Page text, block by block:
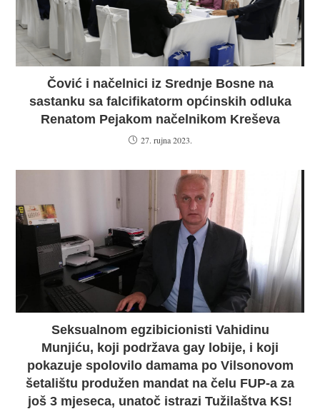
Čović i načelnici iz Srednje Bosne na
sastanku sa falcifikatorm općinskih odluka
Renatom Pejakom načelnikom Kreševa
27. rujna 2023.
Seksualnom egzibicionisti Vahidinu
Munjiću, koji podržava gay lobije, i koji
pokazuje spolovilo damama po Vilsonovom
šetalištu produžen mandat na čelu FUP-a za
još 3 mjeseca, unatoč istrazi Tužilaštva KS!